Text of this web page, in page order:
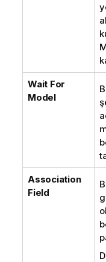
Wait For
Model
Association
Field